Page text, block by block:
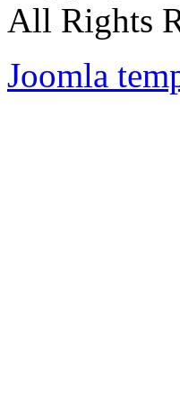
All Rights
Joomla